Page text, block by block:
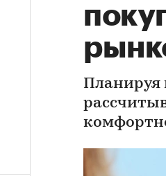
Планируя